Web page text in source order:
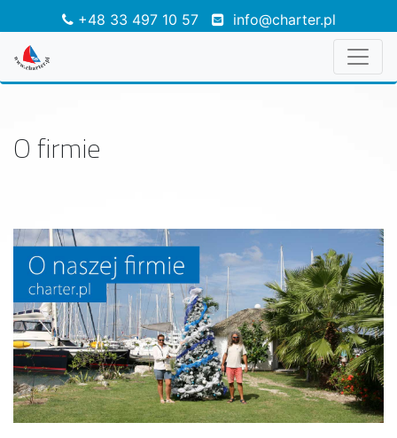
+48 33 497 10 57 info@charter.pl
O firmie